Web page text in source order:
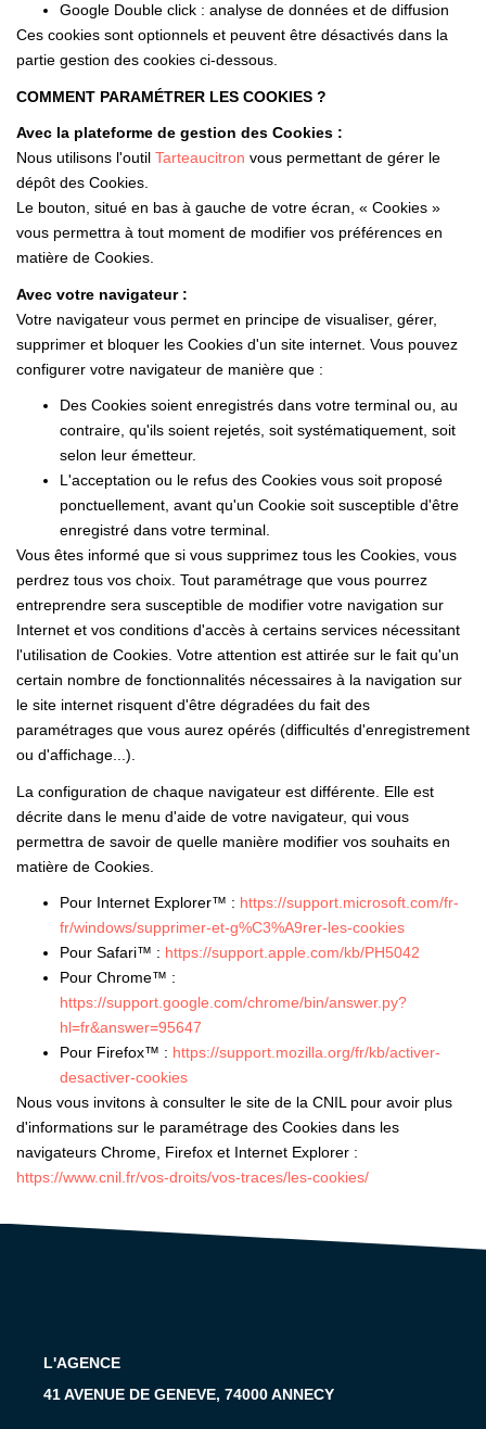
Google Double click : analyse de données et de diffusion
Ces cookies sont optionnels et peuvent être désactivés dans la
partie gestion des cookies ci-dessous.
COMMENT PARAMÉTRER LES COOKIES ?
Avec la plateforme de gestion des Cookies :
Nous utilisons l'outil Tarteaucitron vous permettant de gérer le
dépôt des Cookies.
Le bouton, situé en bas à gauche de votre écran, « Cookies »
vous permettra à tout moment de modifier vos préférences en
matière de Cookies.
Avec votre navigateur :
Votre navigateur vous permet en principe de visualiser, gérer,
supprimer et bloquer les Cookies d'un site internet. Vous pouvez
configurer votre navigateur de manière que :
Des Cookies soient enregistrés dans votre terminal ou, au
contraire, qu'ils soient rejetés, soit systématiquement, soit
selon leur émetteur.
L'acceptation ou le refus des Cookies vous soit proposé
ponctuellement, avant qu'un Cookie soit susceptible d'être
enregistré dans votre terminal.
Vous êtes informé que si vous supprimez tous les Cookies, vous
perdrez tous vos choix. Tout paramétrage que vous pourrez
entreprendre sera susceptible de modifier votre navigation sur
Internet et vos conditions d'accès à certains services nécessitant
l'utilisation de Cookies. Votre attention est attirée sur le fait qu'un
certain nombre de fonctionnalités nécessaires à la navigation sur
le site internet risquent d'être dégradées du fait des
paramétrages que vous aurez opérés (difficultés d'enregistrement
ou d'affichage...).
La configuration de chaque navigateur est différente. Elle est
décrite dans le menu d'aide de votre navigateur, qui vous
permettra de savoir de quelle manière modifier vos souhaits en
matière de Cookies.
Pour Internet Explorer™ : https://support.microsoft.com/fr-
fr/windows/supprimer-et-g%C3%A9rer-les-cookies
Pour Safari™ : https://support.apple.com/kb/PH5042
Pour Chrome™ :
https://support.google.com/chrome/bin/answer.py?
hl=fr&answer=95647
Pour Firefox™ : https://support.mozilla.org/fr/kb/activer-
desactiver-cookies
Nous vous invitons à consulter le site de la CNIL pour avoir plus
d'informations sur le paramétrage des Cookies dans les
navigateurs Chrome, Firefox et Internet Explorer :
https://www.cnil.fr/vos-droits/vos-traces/les-cookies/
L'AGENCE
41 AVENUE DE GENEVE, 74000 ANNECY